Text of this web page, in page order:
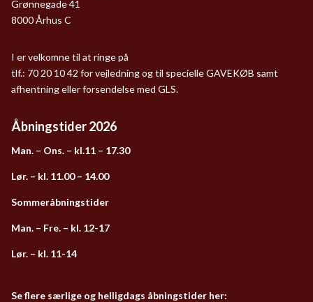
Grønnegade 41
8000 Århus C
I er velkomne til at ringe på
tlf.: 70 20 10 42 for vejledning og til specielle GAVEKØB samt
afhentning eller forsendelse med GLS.
Åbningstider 2026
Man. – Ons. – kl.11 – 17.30
Lør. – kl. 11.00 – 14.00
Sommeråbningstider
Man. – Fre. – kl. 12-17
Lør. – kl. 11-14
Se flere særlige og helligdags åbningstider her: